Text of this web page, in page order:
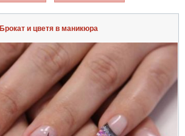
Брокат и цветя в маникюра